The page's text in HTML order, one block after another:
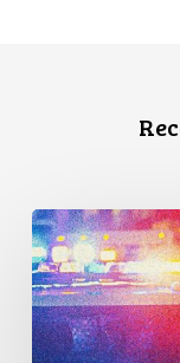
Appels
en
faveur
d’une
commission